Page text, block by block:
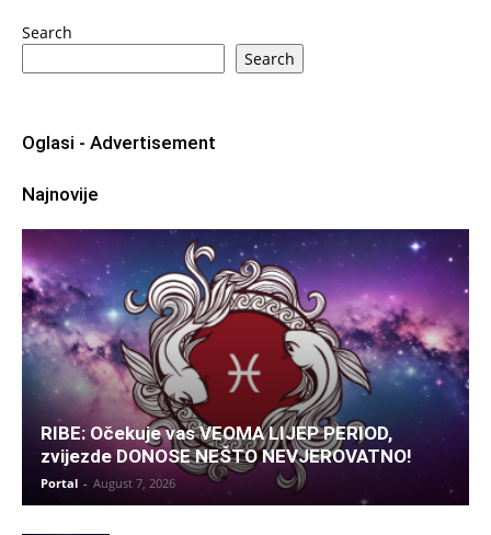
Search
Search
Oglasi - Advertisement
Najnovije
RIBE: Očekuje vas VEOMA LIJEP PERIOD,
zvijezde DONOSE NEŠTO NEVJEROVATNO!
Portal - August 7, 2026